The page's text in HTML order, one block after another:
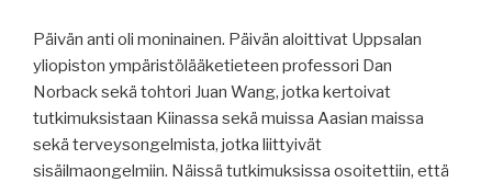
Päivän anti oli moninainen. Päivän aloittivat Uppsalan
yliopiston ympäristölääketieteen professori Dan
Norback sekä tohtori Juan Wang, jotka kertoivat
tutkimuksistaan Kiinassa sekä muissa Aasian maissa
sekä terveysongelmista, jotka liittyivät
sisäilmaongelmiin. Näissä tutkimuksissa osoitettiin, että